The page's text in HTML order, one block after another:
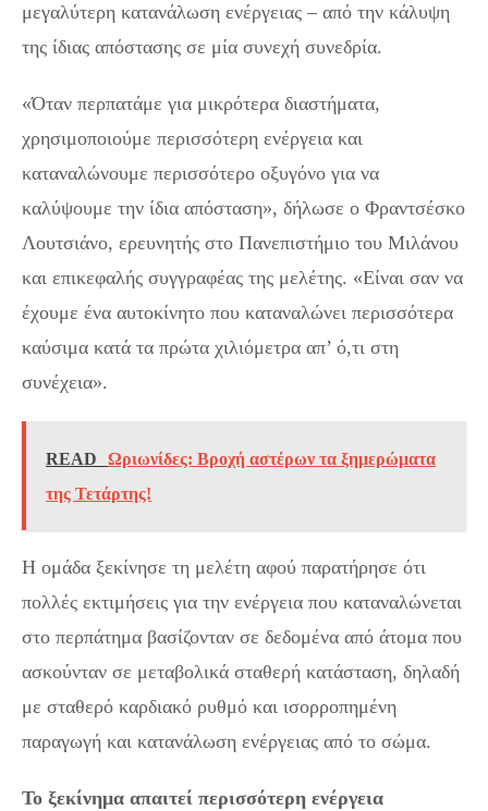
μεγαλύτερη κατανάλωση ενέργειας – από την κάλυψη
της ίδιας απόστασης σε μία συνεχή συνεδρία.
«Όταν περπατάμε για μικρότερα διαστήματα,
χρησιμοποιούμε περισσότερη ενέργεια και
καταναλώνουμε περισσότερο οξυγόνο για να
καλύψουμε την ίδια απόσταση», δήλωσε ο Φραντσέσκο
Λουτσιάνο, ερευνητής στο Πανεπιστήμιο του Μιλάνου
και επικεφαλής συγγραφέας της μελέτης. «Είναι σαν να
έχουμε ένα αυτοκίνητο που καταναλώνει περισσότερα
καύσιμα κατά τα πρώτα χιλιόμετρα απ’ ό,τι στη
συνέχεια».
READ
Ωριωνίδες: Βροχή αστέρων τα ξημερώματα
της Τετάρτης!
Η ομάδα ξεκίνησε τη μελέτη αφού παρατήρησε ότι
πολλές εκτιμήσεις για την ενέργεια που καταναλώνεται
στο περπάτημα βασίζονταν σε δεδομένα από άτομα που
ασκούνταν σε μεταβολικά σταθερή κατάσταση, δηλαδή
με σταθερό καρδιακό ρυθμό και ισορροπημένη
παραγωγή και κατανάλωση ενέργειας από το σώμα.
Το ξεκίνημα απαιτεί περισσότερη ενέργεια